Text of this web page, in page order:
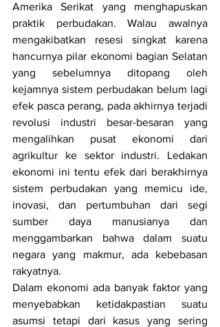
Amerika Serikat yang menghapuskan
praktik perbudakan. Walau awalnya
mengakibatkan resesi singkat karena
hancurnya pilar ekonomi bagian Selatan
yang sebelumnya ditopang oleh
kejamnya sistem perbudakan belum lagi
efek pasca perang, pada akhirnya terjadi
revolusi industri besar-besaran yang
mengalihkan pusat ekonomi dari
agrikultur ke sektor industri. Ledakan
ekonomi ini tentu efek dari berakhirnya
sistem perbudakan yang memicu ide,
inovasi, dan pertumbuhan dari segi
sumber daya manusianya dan
menggambarkan bahwa dalam suatu
negara yang makmur, ada kebebasan
rakyatnya.
Dalam ekonomi ada banyak faktor yang
menyebabkan ketidakpastian suatu
asumsi tetapi dari kasus yang sering